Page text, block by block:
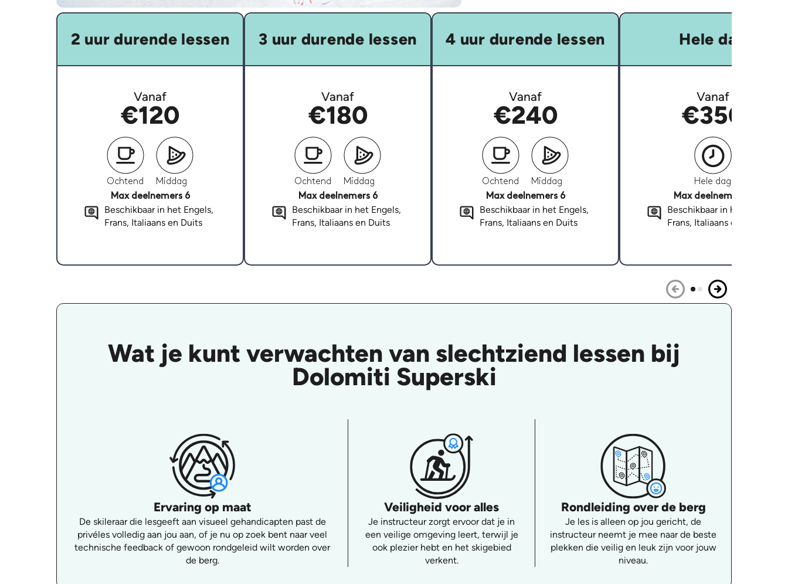
2 uur durende lessen
Vanaf
€120
Ochtend
Middag
Max deelnemers 6
Beschikbaar in het Engels,
Frans, Italiaans en Duits
3 uur durende lessen
Vanaf
€180
Ochtend
Middag
Max deelnemers 6
Beschikbaar in het Engels,
Frans, Italiaans en Duits
4 uur durende lessen
Vanaf
€240
Ochtend
Middag
Max deelnemers 6
Beschikbaar in het Engels,
Frans, Italiaans en Duits
Hele dag
Vanaf
€350
Hele dag
Max deelnemers 6
Beschikbaar in het Engels,
Frans, Italiaans en Duits
Wat je kunt verwachten van slechtziend lessen bij
Dolomiti Superski
Ervaring op maat
De skileraar die lesgeeft aan visueel gehandicapten past de
privéles volledig aan jou aan, of je nu op zoek bent naar veel
technische feedback of gewoon rondgeleid wilt worden over
de berg.
Veiligheid voor alles
Je instructeur zorgt ervoor dat je in
een veilige omgeving leert, terwijl je
ook plezier hebt en het skigebied
verkent.
Rondleiding over de berg
Je les is alleen op jou gericht, de
instructeur neemt je mee naar de beste
plekken die veilig en leuk zijn voor jouw
niveau.